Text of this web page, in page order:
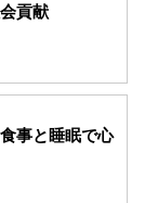
貢献
事と睡眠で心